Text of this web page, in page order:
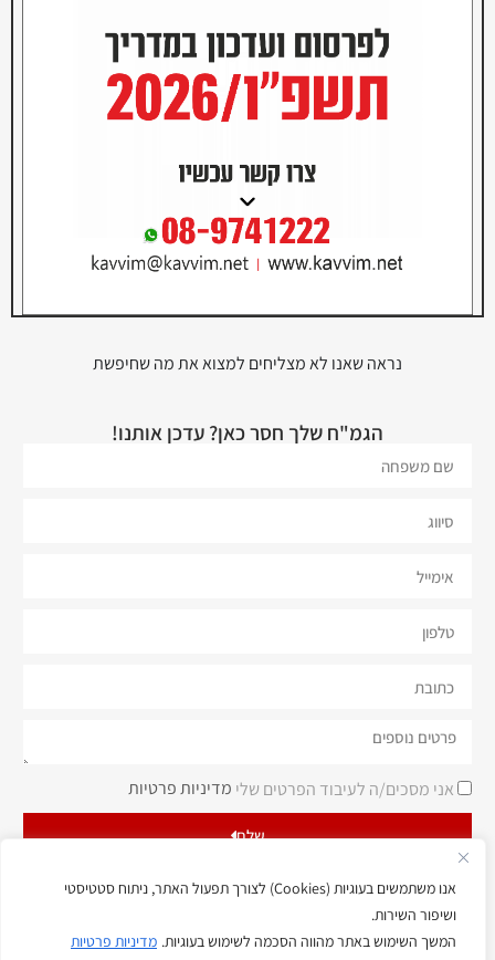
אנו משתמשים בעוגיות (Cookies) לצורך תפעול האתר, ניתוח סטטיסטי
ושיפור השירות.
המשך השימוש באתר מהווה הסכמה לשימוש בעוגיות. מדיניות פרטיות
נראה שאנו לא מצליחים למצוא את מה שחיפשת
הגמ"ח שלך חסר כאן? עדכן אותנו!
אני מסכים/ה לעיבוד הפרטים שלי מדיניות פרטיות
שלח